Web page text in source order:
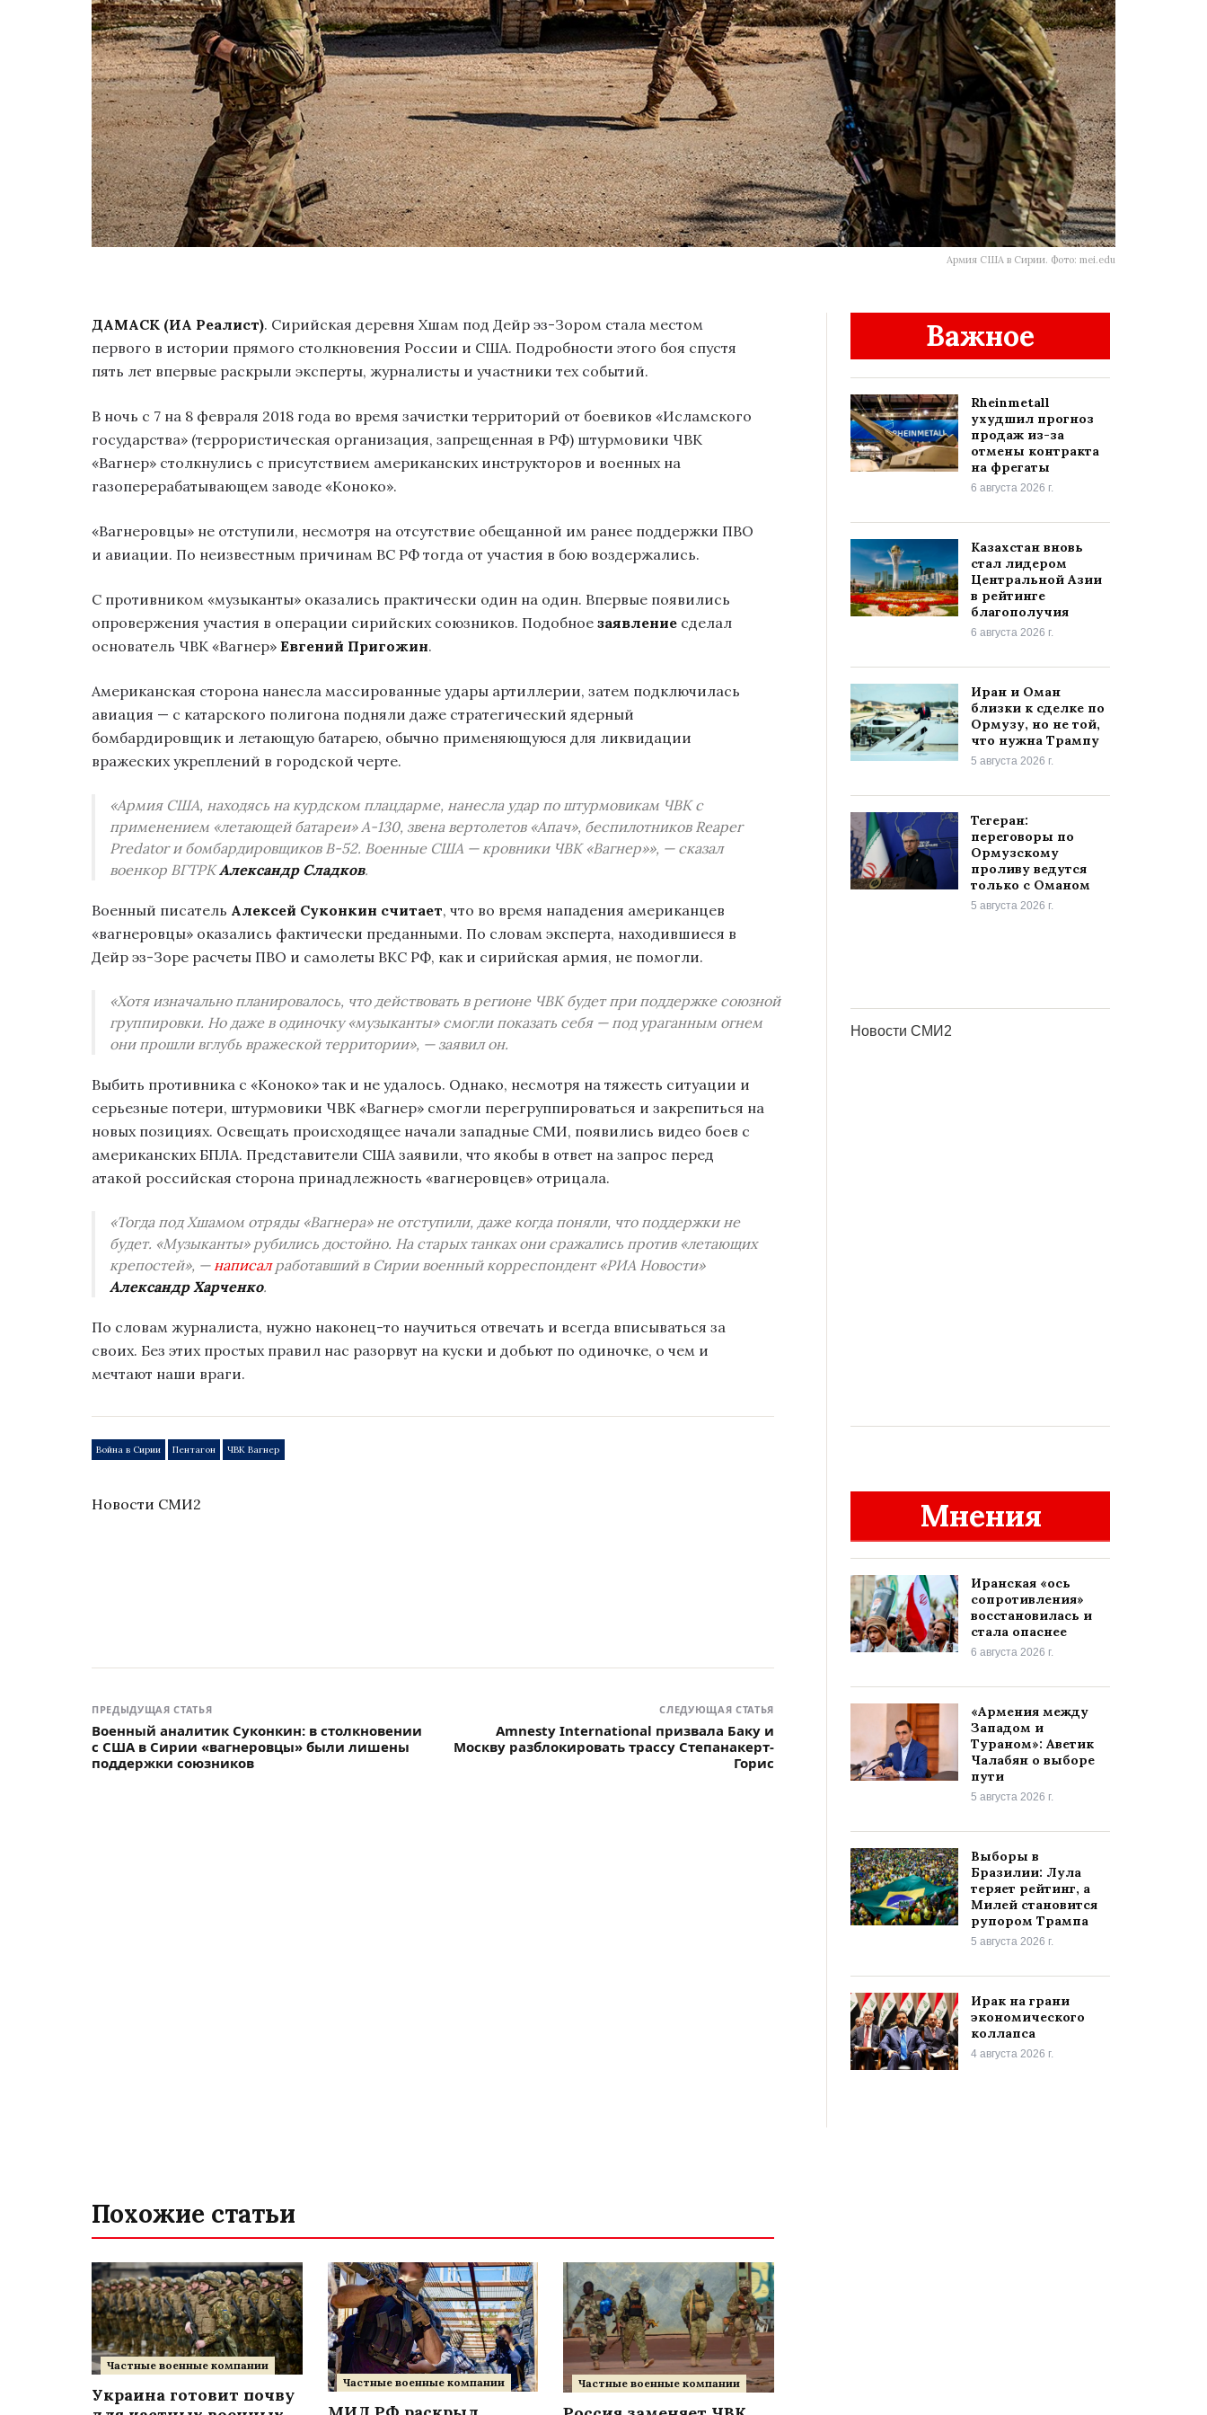
Армия США в Сирии. Фото: mei.edu
ДАМАСК (ИА Реалист). Сирийская деревня Хшам под Дейр эз-Зором стала местом
первого в истории прямого столкновения России и США. Подробности этого боя спустя
пять лет впервые раскрыли эксперты, журналисты и участники тех событий.
В ночь с 7 на 8 февраля 2018 года во время зачистки территорий от боевиков «Исламского
государства» (террористическая организация, запрещенная в РФ) штурмовики ЧВК
«Вагнер» столкнулись с присутствием американских инструкторов и военных на
газоперерабатывающем заводе «Коноко».
«Вагнеровцы» не отступили, несмотря на отсутствие обещанной им ранее поддержки ПВО
и авиации. По неизвестным причинам ВС РФ тогда от участия в бою воздержались.
С противником «музыканты» оказались практически один на один. Впервые появились
опровержения участия в операции сирийских союзников. Подобное заявление сделал
основатель ЧВК «Вагнер» Евгений Пригожин.
Американская сторона нанесла массированные удары артиллерии, затем подключилась
авиация — с катарского полигона подняли даже стратегический ядерный
бомбардировщик и летающую батарею, обычно применяющуюся для ликвидации
вражеских укреплений в городской черте.
«Армия США, находясь на курдском плацдарме, нанесла удар по штурмовикам ЧВК с
применением «летающей батареи» А-130, звена вертолетов «Апач», беспилотников Reaper
Predator и бомбардировщиков B-52. Военные США — кровники ЧВК «Вагнер»», — сказал
военкор ВГТРКАлександр Сладков.
Военный писатель Алексей Суконкин считает, что во время нападения американцев
«вагнеровцы» оказались фактически преданными. По словам эксперта, находившиеся в
Дейр эз-Зоре расчеты ПВО и самолеты ВКС РФ, как и сирийская армия, не помогли.
«Хотя изначально планировалось, что действовать в регионе ЧВК будет при поддержке союзной
группировки. Но даже в одиночку «музыканты» смогли показать себя — под ураганным огнем
они прошли вглубь вражеской территории», — заявил он.
Выбить противника с «Коноко» так и не удалось. Однако, несмотря на тяжесть ситуации и
серьезные потери, штурмовики ЧВК «Вагнер» смогли перегруппироваться и закрепиться на
новых позициях. Освещать происходящее начали западные СМИ, появились видео боев с
американских БПЛА. Представители США заявили, что якобы в ответ на запрос перед
атакой российская сторона принадлежность «вагнеровцев» отрицала.
«Тогда под Хшамом отряды «Вагнера» не отступили, даже когда поняли, что поддержки не
будет. «Музыканты» рубились достойно. На старых танках они сражались против «летающих
крепостей», — написалработавший в Сирии военный корреспондент «РИА Новости»
Александр Харченко.
По словам журналиста, нужно наконец-то научиться отвечать и всегда вписываться за
своих. Без этих простых правил нас разорвут на куски и добьют по одиночке, о чем и
мечтают наши враги.
Война в Сирии Пентагон ЧВК Вагнер
Новости СМИ2
ПРЕДЫДУЩАЯ СТАТЬЯ
Военный аналитик Суконкин: в столкновении
с США в Сирии «вагнеровцы» были лишены
поддержки союзников
СЛЕДУЮЩАЯ СТАТЬЯ
Amnesty International призвала Баку и
Москву разблокировать трассу Степанакерт-
Горис
Важное
Rheinmetall
ухудшил прогноз
продаж из-за
отмены контракта
на фрегаты
6 августа 2026 г.
Казахстан вновь
стал лидером
Центральной Азии
в рейтинге
благополучия
6 августа 2026 г.
Иран и Оман
близки к сделке по
Ормузу, но не той,
что нужна Трампу
5 августа 2026 г.
Тегеран:
переговоры по
Ормузскому
проливу ведутся
только с Оманом
5 августа 2026 г.
Мнения
Иранская «ось
сопротивления»
восстановилась и
стала опаснее
6 августа 2026 г.
«Армения между
Западом и
Тураном»: Аветик
Чалабян о выборе
пути
5 августа 2026 г.
Выборы в
Бразилии: Лула
теряет рейтинг, а
Милей становится
рупором Трампа
5 августа 2026 г.
Ирак на грани
экономического
коллапса
4 августа 2026 г.
Похожие статьи
Частные военные компании
Украина готовит почву
Частные военные компании Частные военные компании